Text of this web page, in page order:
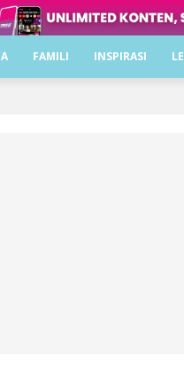
FAMILI INSPIRASI